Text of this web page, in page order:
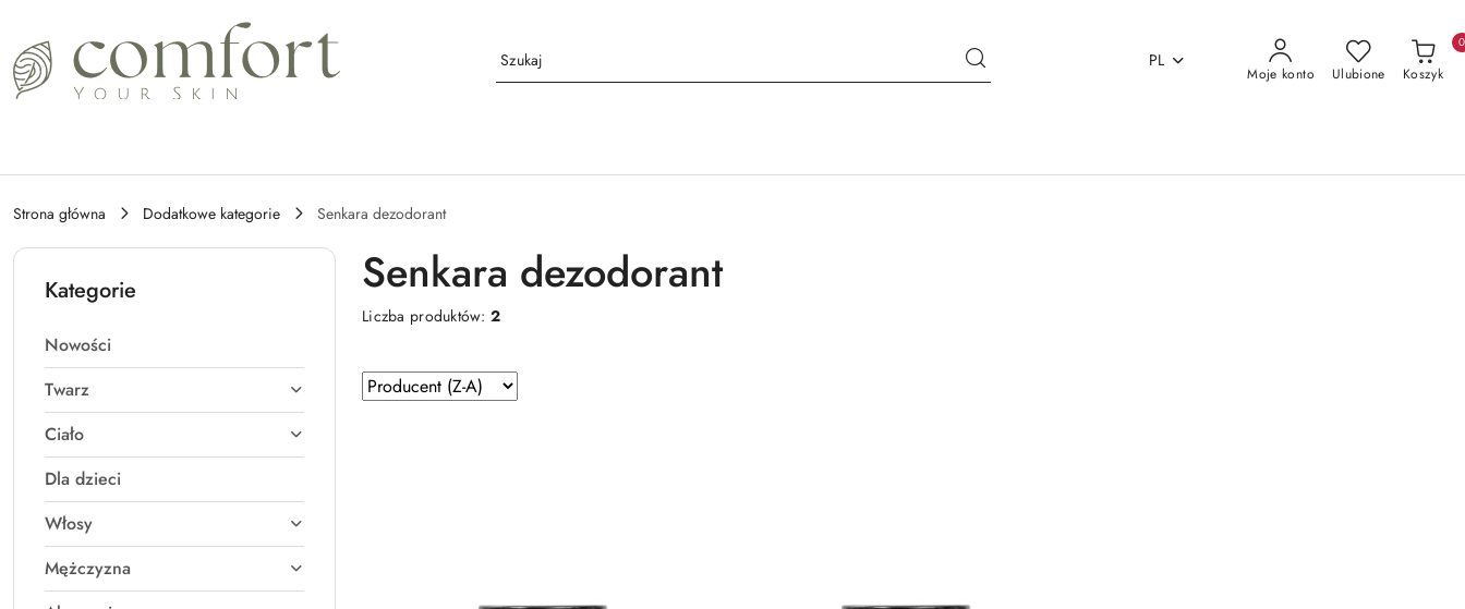
Przejdź do treści głównej
Przejdź do wyszukiwarki
Przejdź do moje konto
Przejdź do menu głównego
PL
Moje konto Ulubione Koszyk
0
Strona główna Dodatkowe kategorie Senkara dezodorant
Kategorie
Nowości
Twarz
Ciało
Dla dzieci
Włosy
Mężczyzna
Senkara dezodorant
Liczba produktów:2
Zastosowano
sortowanie:
Sortuj
według